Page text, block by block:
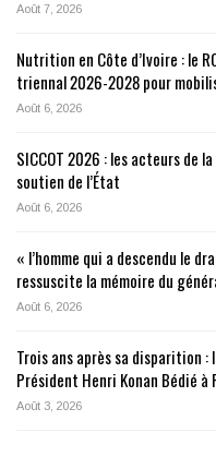
Août 7, 2026
Nutrition en Côte d’Ivoire : le
triennal 2026-2028 pour
Août 6, 2026
SICCOT 2026 : les acteurs de
soutien de l’État
Août 6, 2026
« l’homme qui a descendu le
ressuscite la mémoire du
Août 6, 2026
Trois ans après sa disparition :
Président Henri Konan Bédié à
Août 3, 2026